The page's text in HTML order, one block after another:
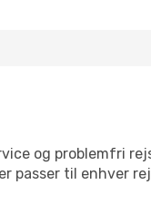
og problemfri
passer til enhver